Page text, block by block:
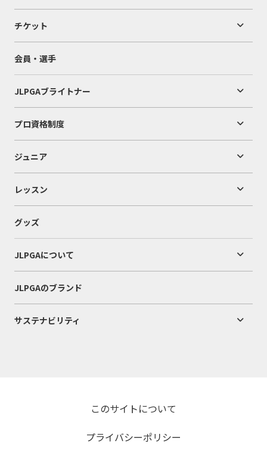
チケット
会員・選手
JLPGAブライトナー
プロ資格制度
ジュニア
レッスン
グッズ
JLPGAについて
JLPGAのブランド
サステナビリティ
このサイトについて
プライバシーポリシー